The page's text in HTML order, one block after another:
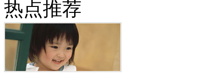
热点推荐